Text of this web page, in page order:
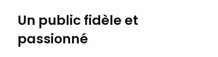
Un public fidèle et
passionné